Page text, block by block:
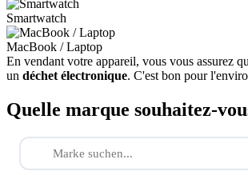
Smartwatch
MacBook / Laptop
En vendant votre appareil, vous vous assurez
un déchet électronique. C'est bon pour
Quelle marque souhaitez-